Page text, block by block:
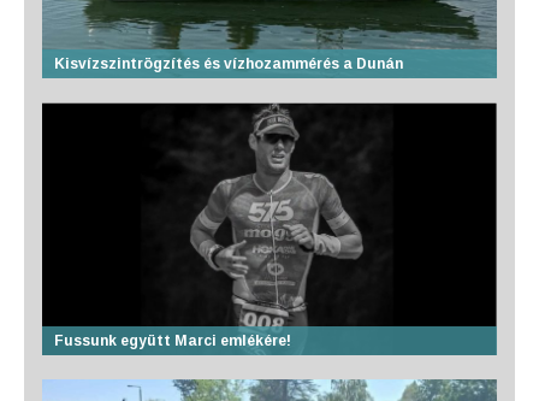
Kisvízszintrögzítés és vízhozammérés a Dunán
Fussunk együtt Marci emlékére!